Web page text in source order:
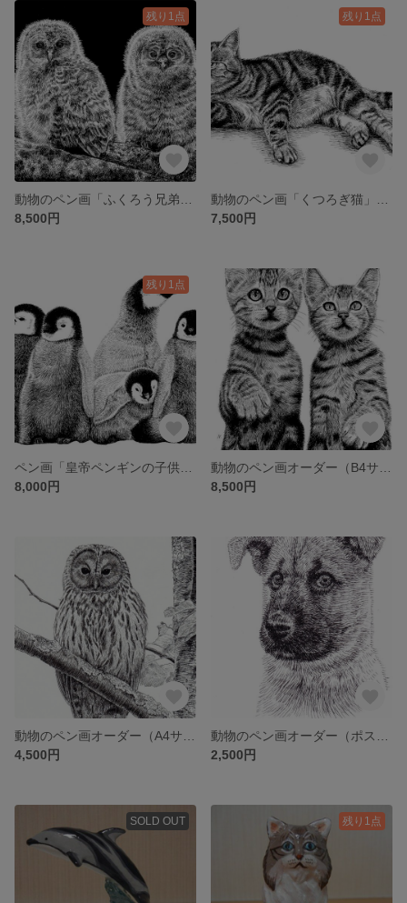
残り1点
8,500円
残り1点
7,500円
残り1点
8,000円
8,500円
4,500円
2,500円
SOLD OUT 残り1点